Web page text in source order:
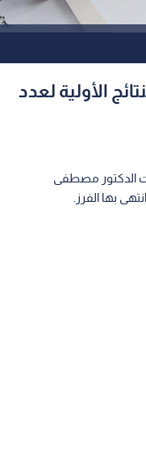
الأولية لعدد
الدكتور مصطفى
بها الفرز.